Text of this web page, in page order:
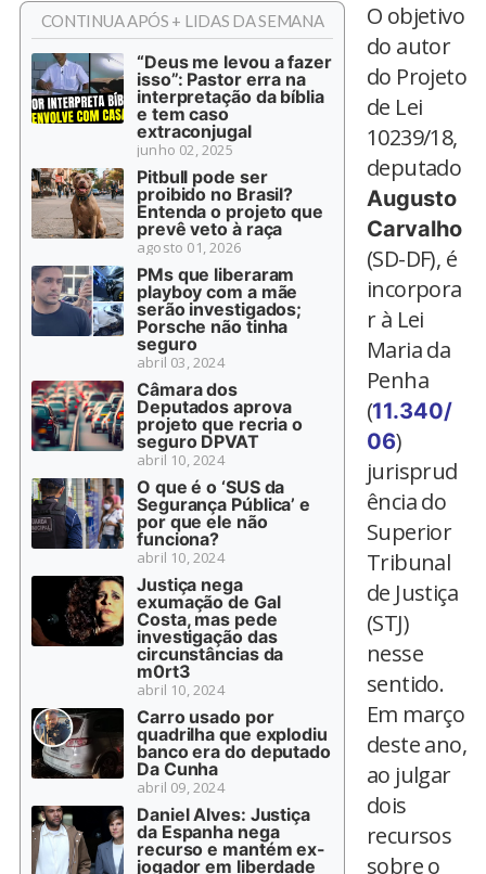
CONTINUA APÓS + LIDAS DA SEMANA
“Deus me levou a fazer
isso”: Pastor erra na
interpretação da bíblia
e tem caso
extraconjugal
junho 02, 2025
Pitbull pode ser
proibido no Brasil?
Entenda o projeto que
prevê veto à raça
agosto 01, 2026
PMs que liberaram
playboy com a mãe
serão investigados;
Porsche não tinha
seguro
abril 03, 2024
Câmara dos
Deputados aprova
projeto que recria o
seguro DPVAT
abril 10, 2024
O que é o ‘SUS da
Segurança Pública’ e
por que ele não
funciona?
abril 10, 2024
Justiça nega
exumação de Gal
Costa, mas pede
investigação das
circunstâncias da
m0rt3
abril 10, 2024
Carro usado por
quadrilha que explodiu
banco era do deputado
Da Cunha
abril 09, 2024
Daniel Alves: Justiça
da Espanha nega
recurso e mantém ex-
jogador em liberdade
O objetivo
do autor
do Projeto
de Lei
10239/18,
deputado
Augusto
Carvalho
(SD-DF), é
incorpora
r à Lei
Maria da
Penha
(11.340/
06)
jurisprud
ência do
Superior
Tribunal
de Justiça
(STJ)
nesse
sentido.
Em março
deste ano,
ao julgar
dois
recursos
sobre o